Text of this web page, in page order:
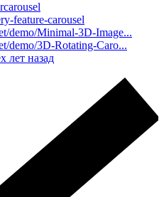
feature-carousel
demo/Minimal-3D-Image...
demo/3D-Rotating-Caro...
лет назад